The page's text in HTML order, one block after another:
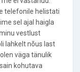
telefonile helistati
sel ajal haigla
vestlust
lahkelt nõus last
väga tänulik
kohutava